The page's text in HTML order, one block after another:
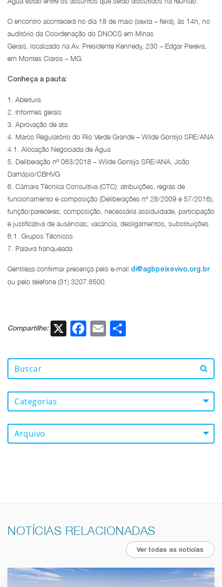
O encontro acontecerá no dia 18 de maio (sexta – feira), às 14h, no
auditório da Coordenação do DNOCS em Minas
Gerais, localizado na Av. Presidente Kennedy, 230 – Edgar Pereira,
em Montes Claros – MG.
Conheça a pauta:
1. Abertura
2. Informes gerais
3. Aprovação de ata
4. Marco Regulatório do Rio Verde Grande – Wilde Gontijo SRE/ANA
4.1. Alocação Negociada de Água
5. Deliberação nº 063/2018 – Wilde Gontijo SRE/ANA, João
Damásio/CBHVG
6. Câmara Técnica Consultiva (CTC): atribuições, regras de
funcionamento e composição (Deliberações nº 28/2009 e 57/2016);
função/pareceres; composição, necessária assiduidade, participação
e justificativa de ausências; vacância, desligamentos, substituições.
6.1. Grupos Técnicos
7. Palavra franqueada
Gentileza confirmar presença pelo e-mail di@agbpeixevivo.org.br
ou pelo telefone (31) 3207.8500.
Compartilhe: X Facebook
Email
Categorias
Arquivo
NOTÍCIAS RELACIONADAS
Ver todas as notícias